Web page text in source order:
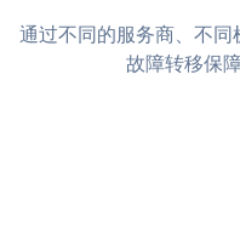
通过不同的服务商、不同
故障转移保